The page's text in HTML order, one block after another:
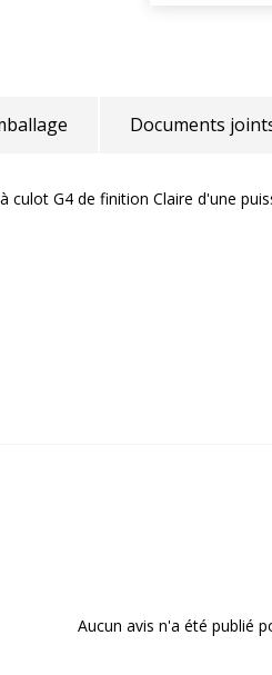
Documents
G4 de finition Claire d'une
Aucun avis n'a été publié